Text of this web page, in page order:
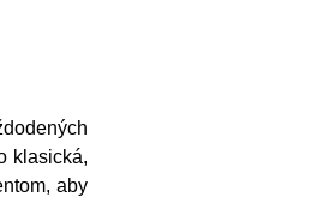
klasická,
aby